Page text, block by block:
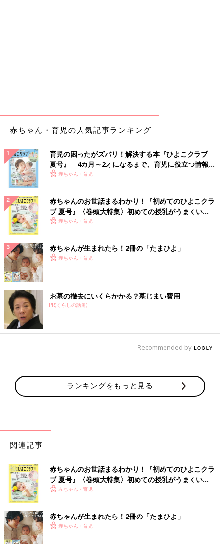
「せっかくなので来世は他の人がいい。
今の夫に文句はないけど、他の男性とのお付き合いがないままな
んとなーく結婚。その後、心ときめく男性と出会い『結婚、早ま
来世はもう少し恋愛を楽しみたい」
「来世は元カレと結婚したいです。母の妨害で別れて『俺と別れ
たら絶対後悔するよ』と、言われました。
15年後ようやく夫と結婚できたけど、予言どおりでした。笑いの
ツボが一緒など楽しいこともあるけれど、結婚ってそれだけじゃ
ダメだから」
「仲良し夫婦です。でも私”を”好きになった人と結婚したので、
来世は私”が”好きになった人と結婚したい」
圧倒的に共感を集めたのは「結婚したくない」とい
う独身派
「結婚自体をしたくないです。来世は独身を貫いて、自分らしく
生きたい。
でも今は『いつまで一緒にいないとダメなの？』という感覚に。
嫌いじゃないけど好きじゃない。いや、やっぱり嫌いかも。
とを痛感の人生です。子育ては現世で堪能したから、来世はいい
生まれ変わったら仕事をバリバリして、自分のために生きたい。
世話をするなら義両親じゃなくて、実親がいい。あと猫の下僕に
なりたい！」
「お一人様が最高でしょう。バリバリ働く性分ではないので、自
分ひとり食べていける程度にまったり働きたい。甘いかな」
赤ちゃん・育児の人気記事ランキング
育児の困ったがズバリ！解決する本『ひよこクラブ
夏号』 4カ月～2才になるまで、育児に役立つ情報が
いっぱい！
赤ちゃん・育児
赤ちゃんのお世話まるわかり！『初めてのひよこクラ
ブ 夏号』〈巻頭大特集〉初めての授乳がうまくい
く！ おっぱい・ミルクの基本と夏のトラブル 解決テ
赤ちゃん・育児
赤ちゃんが生まれたら！2冊の「たまひよ」
赤ちゃん・育児
お墓の撤去にいくらかかる？墓じまい費用
PR(くらしの話題)
Recommended by
ランキングをもっと見る
関連記事
赤ちゃんのお世話まるわかり！『初めてのひよこクラ
ブ 夏号』〈巻頭大特集〉初めての授乳がうまくい
く！ おっぱい・ミルクの基本と夏のトラブル 解決テ
赤ちゃん・育児
赤ちゃんが生まれたら！2冊の「たまひよ」
赤ちゃん・育児